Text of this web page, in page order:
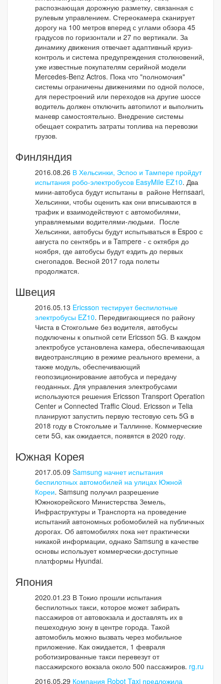
распознающая дорожную разметку, связанная с
рулевым управлением. Стереокамера сканирует
дорогу на 100 метров вперед с углами обзора 45
градусов по горизонтали и 27 по вертикали. За
динамику движения отвечает адаптивный круиз-
контроль и система предупреждения столкновений,
уже известные покупателям серийной модели
Mercedes-Benz Actros. Пока что "полномочия"
системы ограничены движениями по одной полосе,
для перестроений или переходов на другие шоссе
водитель должен отключить автопилот и выполнить
маневр самостоятельно. Внедрение системы
обещает сократить затраты топлива на перевозки
грузов.
Финляндия
2016.08.26 В Хельсинки, Эспоо и Тампере пройдут
испытания робо-электробусов EasyMile EZ10. Два
мини-автобуса будут испытаны в районе Hernsaari,
Хельсинки, чтобы оценить как они вписываются в
трафик и взаимодействуют с автомобилями,
управляемыми водителями-людьми. После
Хельсинки, автобусы будут испытываться в Espoo с
августа по сентябрь и в Tampere - с октября до
ноября, где автобусы будут ездить до первых
снегопадов. Весной 2017 года полеты
продолжатся.
Швеция
2016.05.13 Ericsson тестирует беспилотные
электробусы EZ10. Передвигающиеся по району
Чиста в Стокгольме без водителя, автобусы
подключены к опытной сети Ericsson 5G. В каждом
электробусе установлена камера, обеспечивающая
видеотрансляцию в режиме реального времени, а
также модуль, обеспечивающий
геопозиционирование автобуса и передачу
геоданных. Для управления электробусами
используются решения Ericsson Transport Operation
Center и Connected Traffic Cloud. Ericsson и Telia
планируют запустить первую тестовую сеть 5G в
2018 году в Стокгольме и Таллинне. Коммерческие
сети 5G, как ожидается, появятся в 2020 году.
Южная Корея
2017.05.09 Samsung начнет испытания
беспилотных автомобилей на улицах Южной
Кореи. Samsung получил разрешение
Южнокорейского Министерства Земель,
Инфраструктуры и Транспорта на проведение
испытаний автономных робомобилей на публичных
дорогах. Об автомобилях пока нет практически
никакой информации, однако Samsung в качестве
основы использует коммерчески-доступные
платформы Hyundai.
Япония
2020.01.23 В Токио прошли испытания
беспилотных такси, которое может забирать
пассажиров от автовокзала и доставлять их в
пешеходную зону в центре города. Такой
автомобиль можно вызвать через мобильное
приложение. Как ожидается, 1 февраля
роботизированные такси перевезут от
пассажирского вокзала около 500 пассажиров. rg.ru
2016.05.29 Компания Robot Taxi предложила